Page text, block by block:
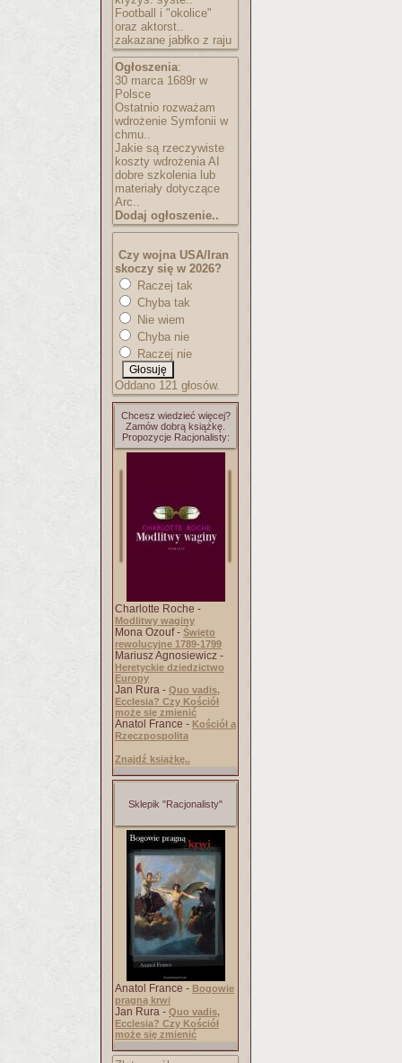
Football i "okolice"
oraz aktorst..
zakazane jabłko z raju
Ogłoszenia:
30 marca 1689r w
Polsce
Ostatnio rozważam
wdrożenie Symfonii w
chmu..
Jakie są rzeczywiste
koszty wdrożenia AI
dobre szkolenia lub
materiały dotyczące
Arc..
Dodaj ogłoszenie..
Czy wojna USA/Iran
skoczy się w 2026?
Raczej tak
Chyba tak
Nie wiem
Chyba nie
Raczej nie
Oddano 121 głosów.
Chcesz wiedzieć więcej?
Zamów dobrą książkę.
Propozycje Racjonalisty:
Charlotte Roche -
Modlitwy waginy
Mona Ozouf - Święto
rewolucyjne 1789-1799
Mariusz Agnosiewicz -
Heretyckie dziedzictwo
Europy
Jan Rura - Quo vadis,
Ecclesia? Czy Kościół
może się zmienić
Anatol France - Kościół a
Rzeczpospolita
Znajdź książkę..
Sklepik "Racjonalisty"
Anatol France - Bogowie
pragną krwi
Jan Rura - Quo vadis,
Ecclesia? Czy Kościół
może się zmienić